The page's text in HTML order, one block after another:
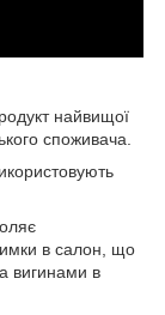
найвищої
споживача.
в салон, що
вигинами в